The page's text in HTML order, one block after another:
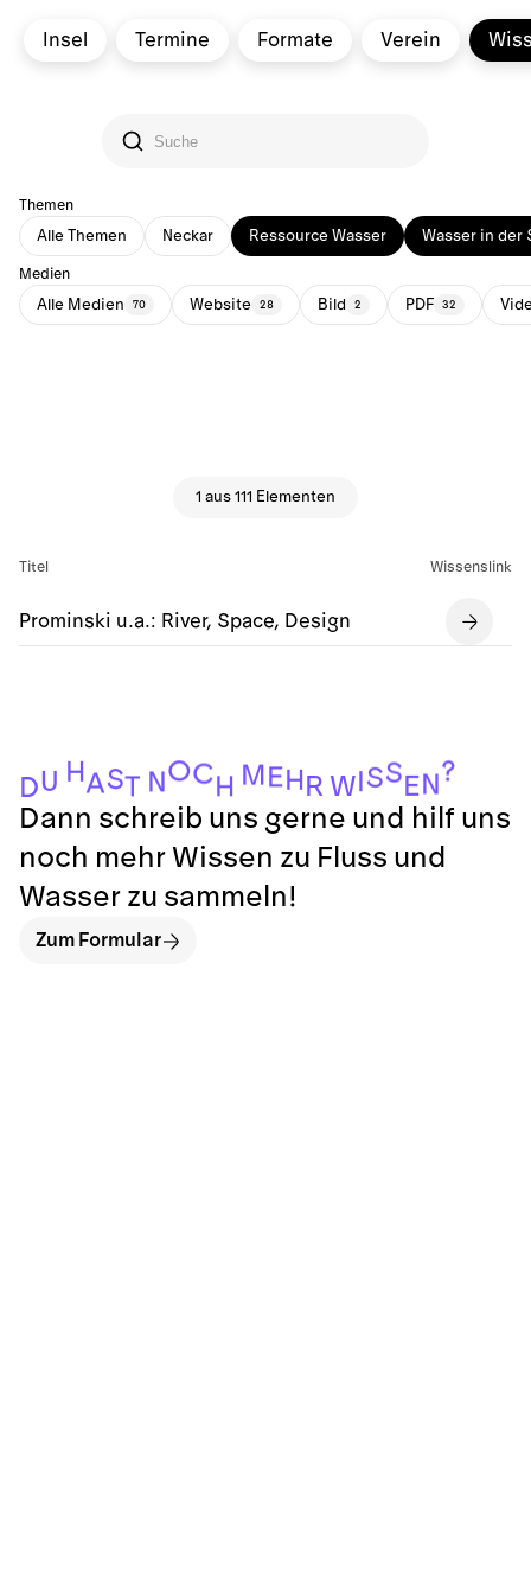
Insel Termine Formate Verein
Themen
Alle Themen Neckar Ressource Wasser Wasser in der
Medien
Alle Medien 70 Website 28 Bild 2 PDF 32
1 aus 111 Elementen
Titel Wissenslink
Prominski u.a.: River, Space, Design
DU HAST N OCH M E H R WISS E N ?
Dann schreib uns gerne und hilf uns
noch mehr Wissen zu Fluss und
Wasser zu sammeln!
Zum Formular